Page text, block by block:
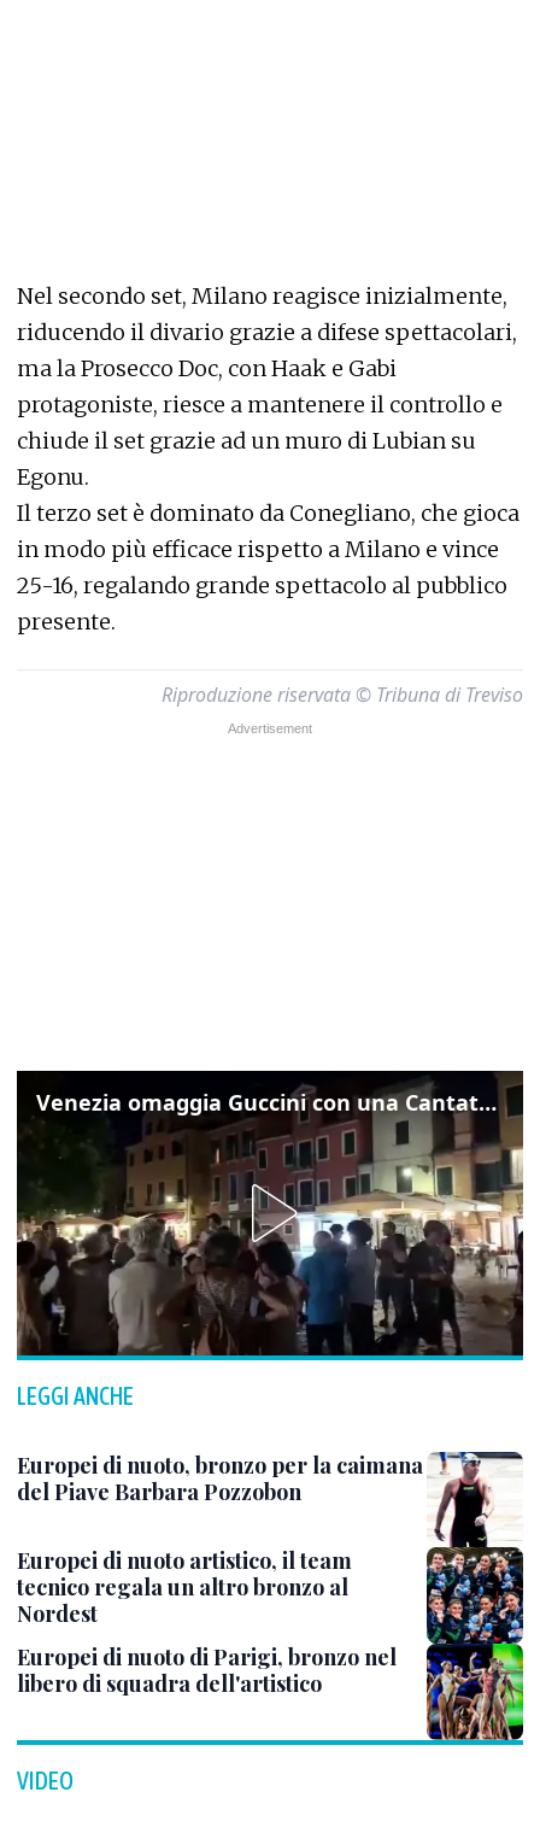
Nel secondo set, Milano reagisce inizialmente,
riducendo il divario grazie a difese spettacolari,
ma la Prosecco Doc, con Haak e Gabi
protagoniste, riesce a mantenere il controllo e
chiude il set grazie ad un muro di Lubian su
Egonu.
Il terzo set è dominato da Conegliano, che gioca
in modo più efficace rispetto a Milano e vince
25-16, regalando grande spettacolo al pubblico
presente.
Riproduzione riservata © Tribuna di Treviso
Venezia omaggia Guccini con una Cantata Anarchica in campo Santa Margherita
LEGGI ANCHE
Europei di nuoto, bronzo per la caimana
del Piave Barbara Pozzobon
Europei di nuoto artistico, il team
tecnico regala un altro bronzo al
Nordest
Europei di nuoto di Parigi, bronzo nel
libero di squadra dell'artistico
VIDEO